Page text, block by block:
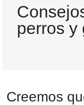
perros y
Creemos